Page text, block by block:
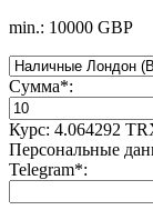
min.: 10000 GBP
Сумма*:
Курс: 4.064292
Персональные
Telegram*: